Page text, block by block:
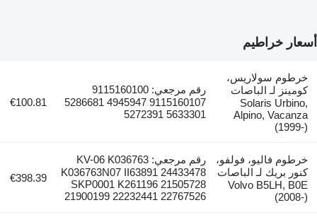
أسعار خراطيم
خرطوم سولاريس،
كومينز لـ الباصات
Solaris Urbino,
Alpino, Vacanza
(1999-)
رقم مرجعي: 9115160100
9115160107 4945947 5286681
5633301 5272391
€100.81
خرطوم فاليو، فولفو،
كنور بريك لـ الباصات
Volvo B5LH, B0E
(2008-)
رقم مرجعي: KV-06 K036763
K036763N07 II63891 24433478
SKP0001 K261196 21505728
21900199 22232441 22767526
€398.39